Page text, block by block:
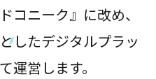
コニーク』に改め、
したデジタルプラッ
運営します。